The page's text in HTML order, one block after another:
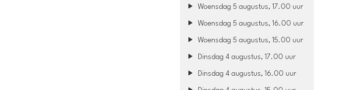
Woensdag 5 augustus, 17.00 uur
Woensdag 5 augustus, 16.00 uur
Woensdag 5 augustus, 15.00 uur
Dinsdag 4 augustus, 17.00 uur
Dinsdag 4 augustus, 16.00 uur